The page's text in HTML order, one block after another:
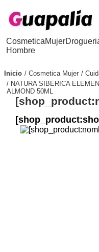
Cosmetica
Hombre
Mujer
Inicio Cosmetica Mujer
NATURA SIBERICA
ALMOND 50ML